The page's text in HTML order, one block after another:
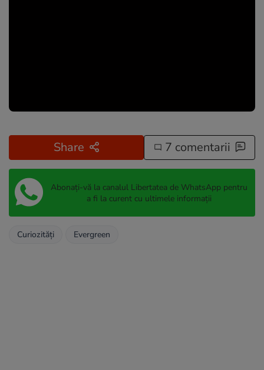
Share 7 comentarii
Abonați-vă la canalul Libertatea de WhatsApp pentru
a fi la curent cu ultimele informații
Curiozități Evergreen